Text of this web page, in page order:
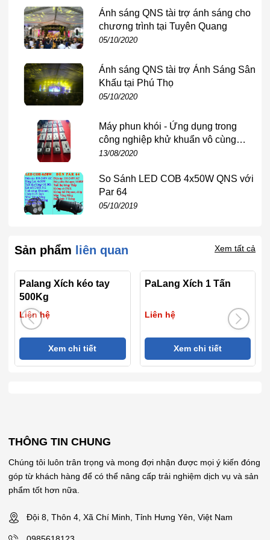
Các móc treo và móc kéo tải có sơn phủ lớp sơn tĩnh điện
màu đen hoặc cam giúp chống nước tốt, không bị han rỉ trong
quá trình sử dụng
Hướng dẫn sử dụng Pa Lăng Xích kéo tay
500kg
Về cơ bản, việc sử dụng palang xích kéo tay là giống nhau,
để sử dụng hiệu quả nhất. Bạn có thể tham khảo hướng dẫn
sử dụngPalang xích 1 tấnđể mang lại hiệu quả cao nhất.
Ánh sáng QNS tài trợ ánh sáng cho
chương trình tại Tuyên Quang
05/10/2020
Ánh sáng QNS tài trợ Ánh Sáng Sân
Khấu tại Phú Thọ
05/10/2020
Máy phun khói - Ứng dụng trong
công nghiệp khử khuẩn vô cùng
hiệu quả
13/08/2020
So Sánh LED COB 4x50W QNS với
Par 64
05/10/2019
Sản phẩm liên quan Xem tất cả
Palang Xích kéo tay
500Kg
Liên hệ
Xem chi tiết
PaLang Xích 1 Tấn
Liên hệ
Xem chi tiết
THÔNG TIN CHUNG
Chúng tôi luôn trân trọng và mong đợi nhận được mọi ý kiến đóng
góp từ khách hàng để có thể nâng cấp trải nghiệm dịch vụ và sản
phẩm tốt hơn nữa.
Đội 8, Thôn 4, Xã Chí Minh, Tỉnh Hưng Yên, Việt Nam